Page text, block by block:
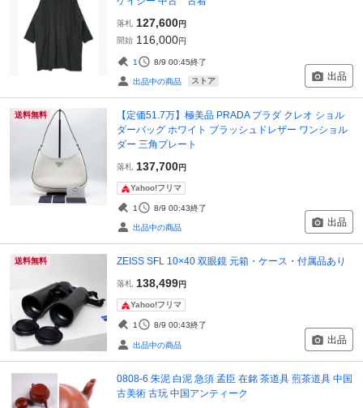
落札 127,600円
開始 116,000円
1 8/9 00:45終了
出品中の商品 ストア 出品
送料無料
【定価51.7万】極美品 PRADA プラダ クレオ ショル
ダーバッグ ホワイト ブラッシュドレザー ワンショル
ダー 三角プレート
落札 137,700円
Yahoo!フリマ
1 8/9 00:43終了
出品中の商品 出品
送料無料 ZEISS SFL 10×40 双眼鏡 元箱・ケース・付属品あり
落札 138,499円
Yahoo!フリマ
1 8/9 00:43終了
出品中の商品 出品
0808-6 朱泥 白泥 急須 孟臣 在銘 茶道具 煎茶道具 中国
古美術 古玩 中国アンティーク